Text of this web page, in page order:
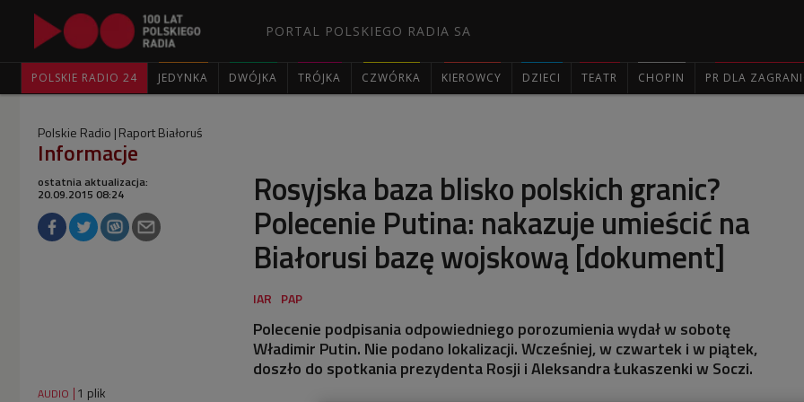
PORTAL POLSKIEGO RADIA SA
POLSKIE RADIO 24 JEDYNKA DWÓJKA TRÓJKA CZWÓRKA KIEROWCY DZIECI TEATR CHOPIN PR DLA
Polskie Radio Raport Białoruś
Informacje
Rosyjska baza blisko polskich granic?
Polecenie Putina: nakazuje umieścić na
Białorusi bazę wojskową [dokument]
ostatnia aktualizacja:
20.09.2015 08:24
Polecenie podpisania odpowiedniego porozumienia wydał w sobotę
Władimir Putin. Nie podano lokalizacji. Wcześniej, w czwartek i w piątek,
doszło do spotkania prezydenta Rosji i Aleksandra Łukaszenki w Soczi.
AUDIO 1 plik